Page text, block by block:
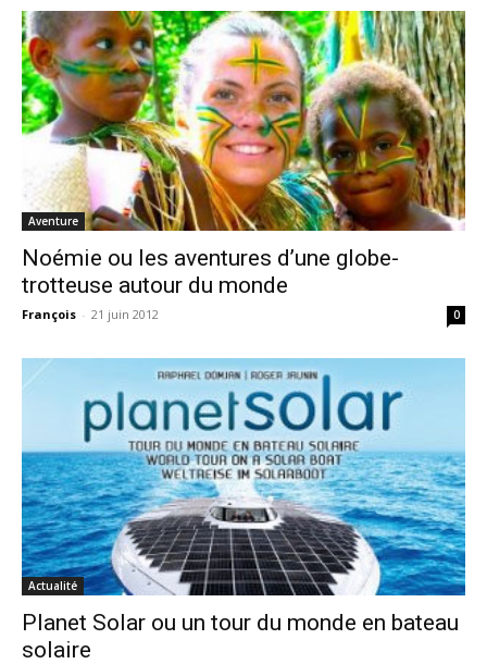
Aventure
Noémie ou les aventures d’une globe-
trotteuse autour du monde
François - 21 juin 2012 0
Actualité
Planet Solar ou un tour du monde en bateau
solaire